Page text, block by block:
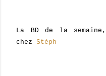
La BD de la
chez Stéph